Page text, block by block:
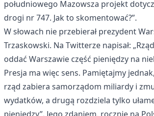
południowego Mazowsza projekt
drogi nr 747. Jak to skomentować?”.
W słowach nie przebierał prezydent
Trzaskowski. Na Twitterze napisał:
oddać Warszawie część pieniędzy na
Presja ma więc sens. Pamiętajmy
rząd zabiera samorządom miliardy i
wydatków, a drugą rozdziela tylko